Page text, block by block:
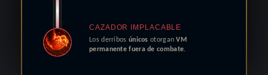
CAZADOR IMPLACABLE
Losderribos únicos otorganVM
permanente fuera de combate.